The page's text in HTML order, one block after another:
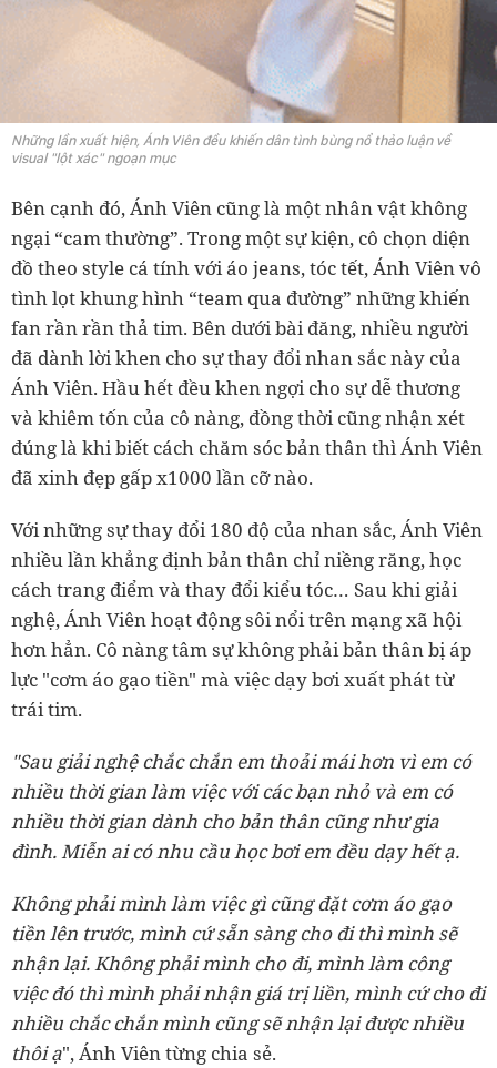
Những lần xuất hiện, Ánh Viên đều khiến dân tình bùng nổ thảo luận về
visual "lột xác" ngoạn mục
Bên cạnh đó, Ánh Viên cũng là một nhân vật không
ngại “cam thường”. Trong một sự kiện, cô chọn diện
đồ theo style cá tính với áo jeans, tóc tết, Ánh Viên vô
tình lọt khung hình “team qua đường” những khiến
fan rần rần thả tim. Bên dưới bài đăng, nhiều người
đã dành lời khen cho sự thay đổi nhan sắc này của
Ánh Viên. Hầu hết đều khen ngợi cho sự dễ thương
và khiêm tốn của cô nàng, đồng thời cũng nhận xét
đúng là khi biết cách chăm sóc bản thân thì Ánh Viên
đã xinh đẹp gấp x1000 lần cỡ nào.
Với những sự thay đổi 180 độ của nhan sắc, Ánh Viên
nhiều lần khẳng định bản thân chỉ niềng răng, học
cách trang điểm và thay đổi kiểu tóc… Sau khi giải
nghệ, Ánh Viên hoạt động sôi nổi trên mạng xã hội
hơn hẳn. Cô nàng tâm sự không phải bản thân bị áp
lực "cơm áo gạo tiền" mà việc dạy bơi xuất phát từ
trái tim.
"Sau giải nghệ chắc chắn em thoải mái hơn vì em có
nhiều thời gian làm việc với các bạn nhỏ và em có
nhiều thời gian dành cho bản thân cũng như gia
đình. Miễn ai có nhu cầu học bơi em đều dạy hết ạ.
Không phải mình làm việc gì cũng đặt cơm áo gạo
tiền lên trước, mình cứ sẵn sàng cho đi thì mình sẽ
nhận lại. Không phải mình cho đi, mình làm công
việc đó thì mình phải nhận giá trị liền, mình cứ cho đi
nhiều chắc chắn mình cũng sẽ nhận lại được nhiều
thôi ạ", Ánh Viên từng chia sẻ.